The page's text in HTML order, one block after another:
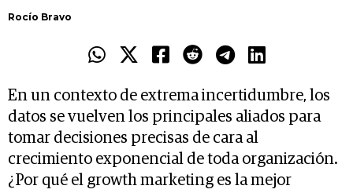
Rocío Bravo
En un contexto de extrema incertidumbre, los
datos se vuelven los principales aliados para
tomar decisiones precisas de cara al
crecimiento exponencial de toda organización.
¿Por qué el growth marketing es la mejor